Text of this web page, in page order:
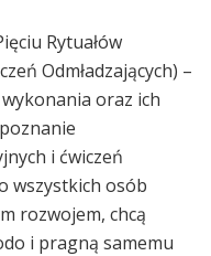
Rytuałów
Odmładzających) –
oraz ich
i ćwiczeń
wszystkich osób
rozwojem, chcą
i pragną samemu